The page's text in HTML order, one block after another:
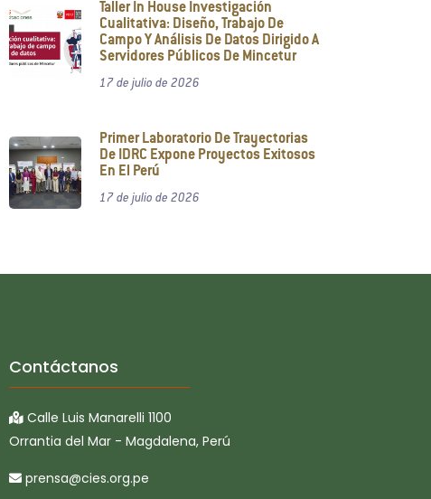
Taller In House Investigación
Cualitativa: Diseño, Trabajo De
Campo Y Análisis De Datos Dirigido A
Servidores Públicos De Mincetur
17 de julio de 2026
Primer Laboratorio De Trayectorias
De IDRC Expone Proyectos Exitosos
En El Perú
17 de julio de 2026
Contáctanos
Calle Luis Manarelli 1100
Orrantia del Mar - Magdalena, Perú
prensa@cies.org.pe